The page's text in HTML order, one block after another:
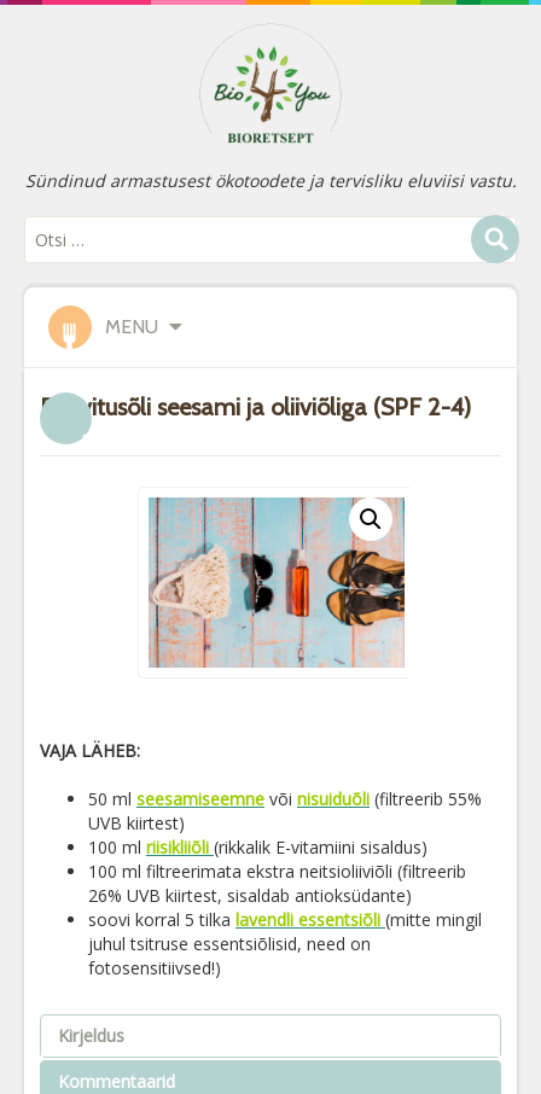
Sündinud armastusest ökotoodete ja tervisliku eluviisi vastu.
MENU
Päevitusõli seesami ja oliiviõliga (SPF 2-4)
VAJA LÄHEB:
50 ml seesamiseemne või nisuiduõli (filtreerib 55%
UVB kiirtest)
100 ml riisikliiõli (rikkalik E-vitamiini sisaldus)
100 ml filtreerimata ekstra neitsioliiviõli (filtreerib
26% UVB kiirtest, sisaldab antioksüdante)
soovi korral 5 tilka lavendli essentsiõli (mitte mingil
juhul tsitruse essentsiõlisid, need on
fotosensitiivsed!)
Kirjeldus
Kommentaarid